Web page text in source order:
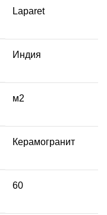
Laparet
Индия
м2
Керамогранит
60